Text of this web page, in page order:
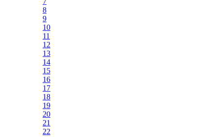
8
9
10
11
12
13
14
15
16
17
18
19
20
21
22